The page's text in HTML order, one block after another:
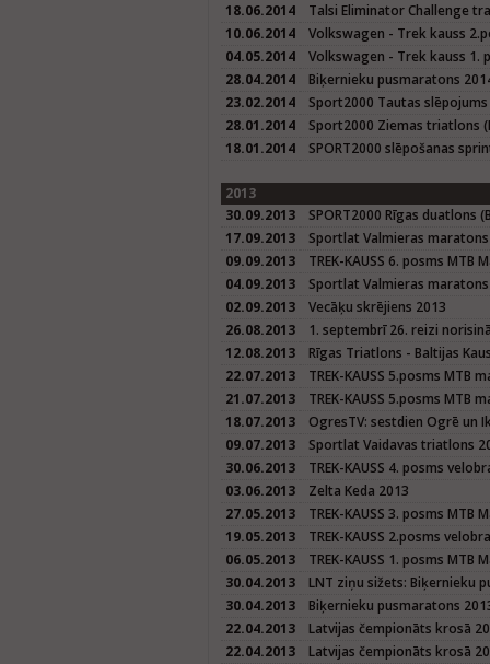
18.06.2014
Talsi Eliminator Challenge
10.06.2014
Volkswagen - Trek kauss
04.05.2014
Volkswagen - Trek kauss 1.
28.04.2014
Biķernieku pusmaratons
23.02.2014
Sport2000 Tautas
28.01.2014
Sport2000 Ziemas triatlons
18.01.2014
SPORT2000 slēpošanas
2013
30.09.2013
SPORT2000 Rīgas duatlons
17.09.2013
Sportlat Valmieras
09.09.2013
TREK-KAUSS 6. posms MTB
04.09.2013
Sportlat Valmieras
02.09.2013
Vecāķu skrējiens 2013
26.08.2013
1. septembrī 26. reizi
12.08.2013
Rīgas Triatlons - Baltijas
22.07.2013
TREK-KAUSS 5.posms MTB
21.07.2013
TREK-KAUSS 5.posms MTB
18.07.2013
OgresTV: sestdien Ogrē un
09.07.2013
Sportlat Vaidavas triatlons
30.06.2013
TREK-KAUSS 4. posms
03.06.2013
Zelta Keda 2013
27.05.2013
TREK-KAUSS 3. posms MTB
19.05.2013
TREK-KAUSS 2.posms
06.05.2013
TREK-KAUSS 1. posms MTB
30.04.2013
LNT ziņu sižets: Biķernieku
30.04.2013
Biķernieku pusmaratons
22.04.2013
Latvijas čempionāts krosā
22.04.2013
Latvijas čempionāts krosā